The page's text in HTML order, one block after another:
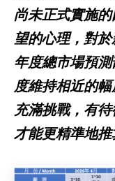
尚未正式實施
望的心理，對
年度總市場預
度維持相近的
充滿挑戰，有
才能更精準地推